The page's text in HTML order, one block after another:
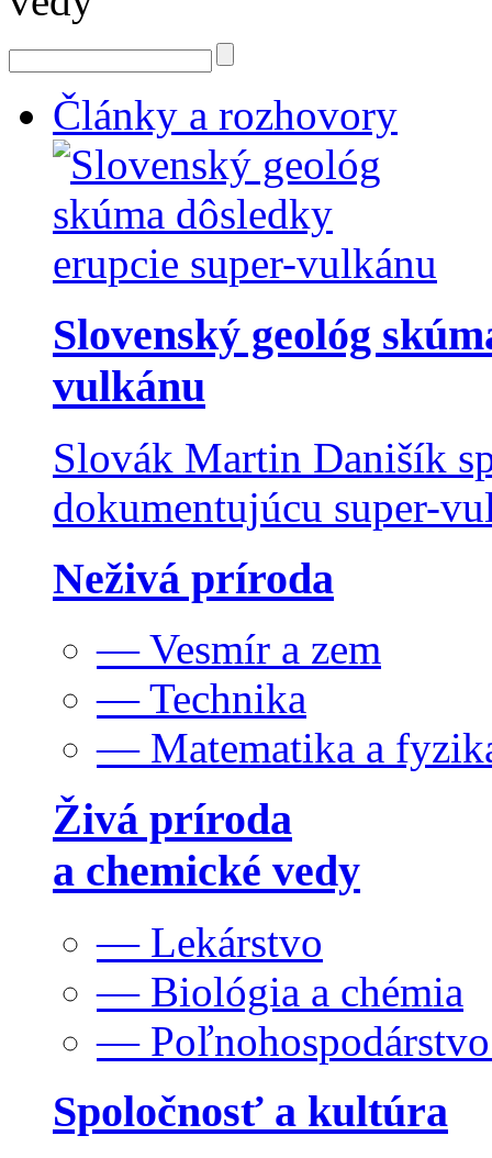
Články a rozhovory
Slovenský geológ
vulkánu
Slovák Martin Danišík
dokumentujúcu super-
Neživá príroda
— Vesmír a zem
— Technika
— Matematika a
Živá príroda
a chemické vedy
— Lekárstvo
— Biológia a chémia
—
Spoločnosť a kultúra